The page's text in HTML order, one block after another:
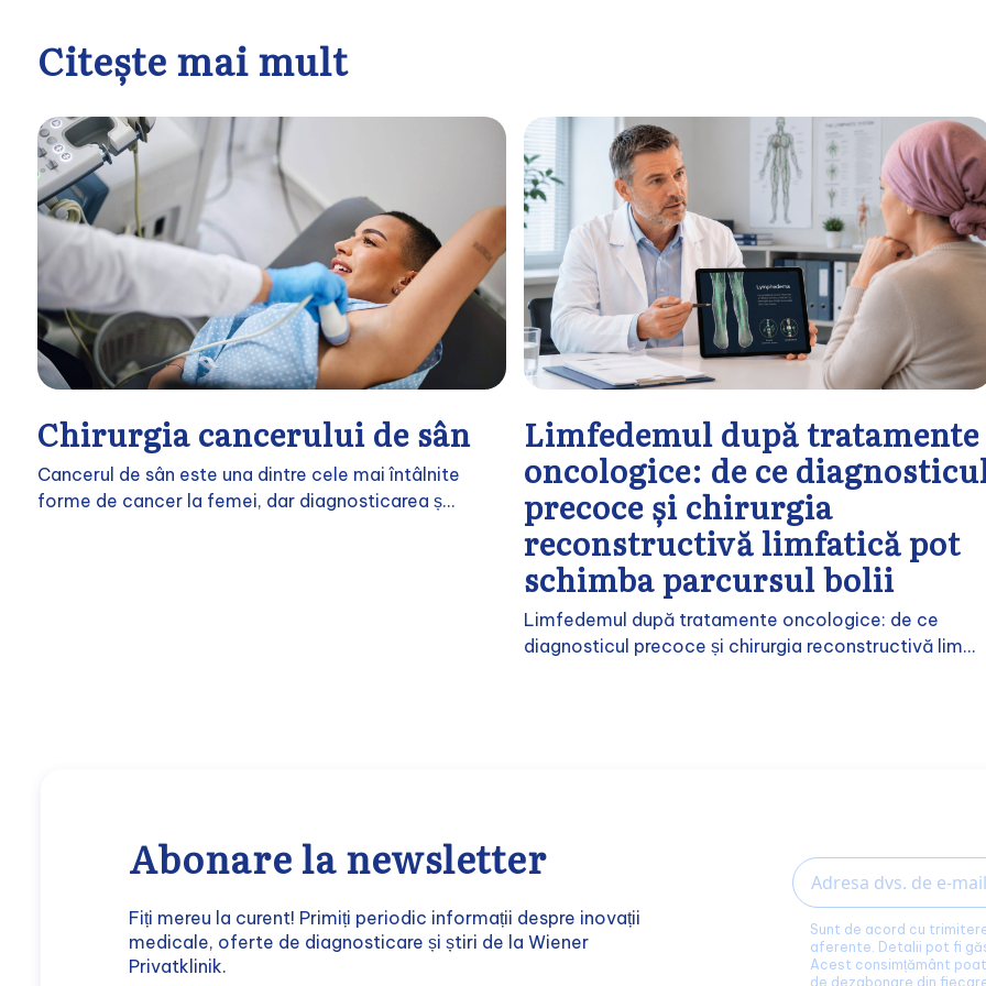
Citește mai mult
Chirurgia cancerului de sân
Cancerul de sân este una dintre cele mai întâlnite
forme de cancer la femei, dar diagnosticarea ș...
Limfedemul după tratamente
oncologice: de ce
precoce și chirurgia
reconstructivă limfatică pot
schimba parcursul bolii
Limfedemul după tratamente oncologice: de ce
diagnosticul precoce și chirurgia reconstructivă lim...
Abonare la newsletter
Fiți mereu la curent! Primiți periodic informații despre inovații
medicale, oferte de diagnosticare și știri de la Wiener
Privatklinik.
Email
Sunt de acord cu
aferente. Detalii pot fi
Acest consimțământ
de dezabonare din